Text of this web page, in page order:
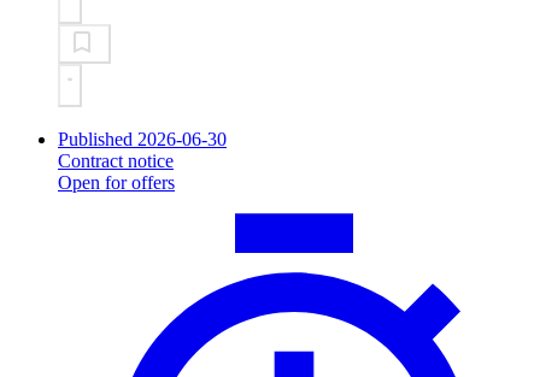
Published 2026-06-30
Contract notice
Open for offers